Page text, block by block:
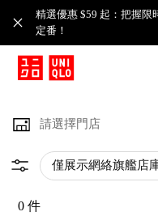
精選優惠 $59 起：把握限
定番！​
請選擇門店
僅展示網絡旗艦店
0 件